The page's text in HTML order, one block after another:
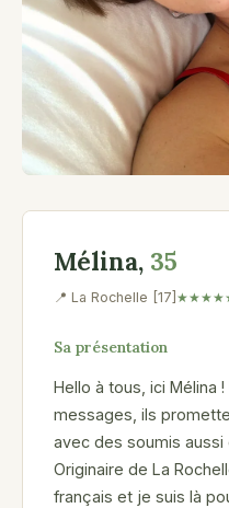
Mélina, 35
📍 La Rochelle [17] ★★★★★
Sa présentation
Hello à tous, ici Mélina
messages, ils
avec des soumis
Originaire de La
français et je suis là